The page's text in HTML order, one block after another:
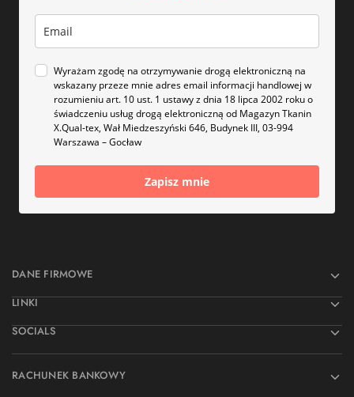
Wyrażam zgodę na otrzymywanie drogą elektroniczną na
wskazany przeze mnie adres email informacji handlowej w
rozumieniu art. 10 ust. 1 ustawy z dnia 18 lipca 2002 roku o
świadczeniu usług drogą elektroniczną od Magazyn Tkanin
X.Qual-tex, Wał Miedzeszyński 646, Budynek III, 03-994
Warszawa – Gocław
Zapisz mnie
DANE FIRMOWE
LINKI
SOCIALS
RACHUNEK BANKOWY